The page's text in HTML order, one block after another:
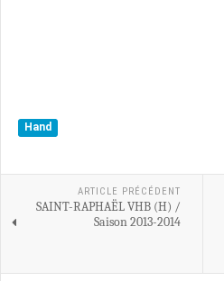
Hand
ARTICLE PRÉCÉDENT
SAINT-RAPHAËL VHB (H) /
Saison 2013-2014